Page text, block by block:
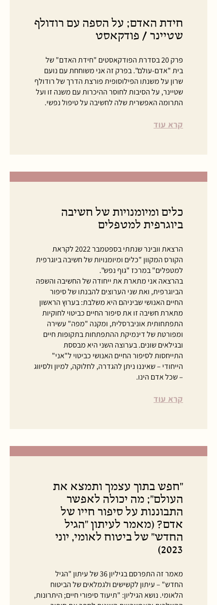
חידת האדם; על הספה עם רודולף
שטיינר / פודקאסט
פרק 20 בסדרת הפודקאסטים "חידת האדם" של
בית "אדם-עולם". בפרק זה אני משוחחת עם נועם
שרון על משנתו הפילוסופית פורצת הדרך של רודולף
שטיינר, על הסיבות לחוסר ההיכרות עם משנה זו ועל
התרומה האפשרית שלה לחשיבה על טיפול נפשי.
קרא עוד
כלים ומיומנויות של חשיבה
ביוגרפית למטפלים
הרצאת וובינר שנתתי בספטמבר 2022 לקראת
הקורס המקוון "כלים ומיומנויות של חשיבה ביוגרפית
למטפלים" במרכז "גוף נפש".
בהרצאה אני מתארת את ייחודה של החשיבה והשפה
הביוגרפית, ואת שני הערוצים להבנתו של סיפור
החיים האנושי שביניהם היא משלבת: בערוץ הראשון
מתארת חשיבה זו את סיפור החיים כביטוי לחוקיות
התפתחותית אוניברסלית, ומקנה "מפה" עשירה
ומפורטת של דינמיקת ההתפתחות בתקופות חיים
ובגילאים שונים. בערוצה השני היא מבססת
התייחסות לסיפור החיים האנושי כביטוי ל"אני"
הייחודי – שאיננו ניתן להגדרה, לחלוקה, למיון ולסיווג
– שכל אדם הינו.
קרא עוד
"חפש בתוך עצמך ותמצא את
העולם"; מה יכולה לאפשר
התבוננות על סיפור חייו של
אדם? (מאמר לעיתון "הגיל
החדש" של ביטוח לאומי, יוני
2023)
מאמר זה התפרסם בגיליון 36 של עיתון "הגיל
החדש" – עיתון לקשישים ולגמלאים של הביטוח
הלאומי. נושא הגיליון: "תיעוד סיפורי חיים; היתרונות,